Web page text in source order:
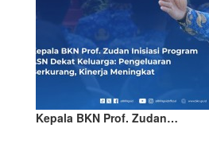
Kepala BKN Prof. Zudan…